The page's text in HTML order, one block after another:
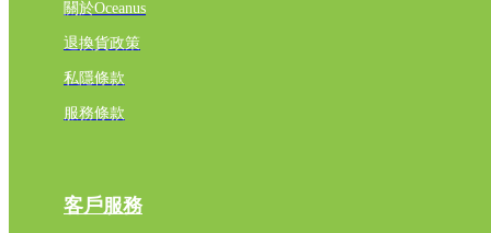
關於Oceanus
退換貨政策
私隱條款
服務條款
客戶服務